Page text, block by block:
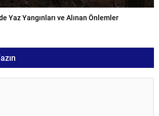
Yaz Yangınları ve Alınan Önlemler